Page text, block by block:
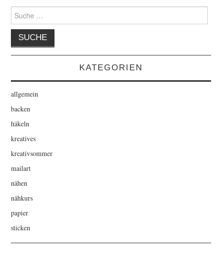
Suche
nach:
KATEGORIEN
allgemein
backen
häkeln
kreatives
kreativsommer
mailart
nähen
nähkurs
papier
sticken